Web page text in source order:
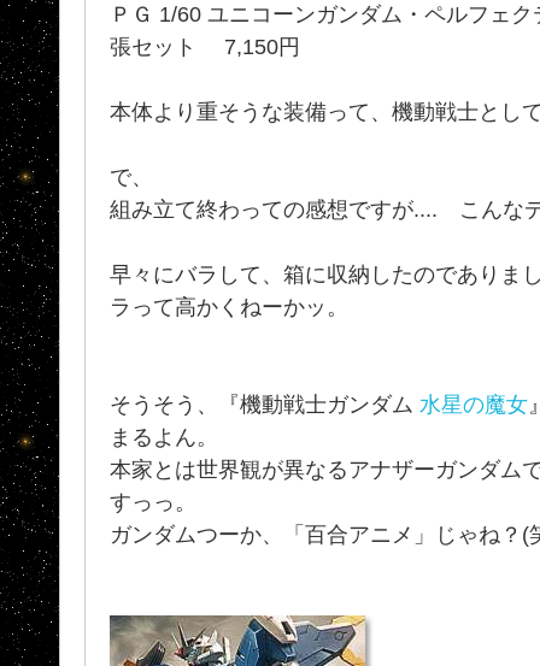
ＰＧ 1/60 ユニコーンガンダム・ペルフェ
張セット 7,150円
本体より重そうな装備って、機動戦士とし
で、
組み立て終わっての感想ですが.... こんな
早々にバラして、箱に収納したのであり
ラって高かくねーかッ。
そうそう、『機動戦士ガンダム 水星の魔女
まるよん。
本家とは世界観が異なるアナザーガンダム
すっっ。
ガンダムつーか、「百合アニメ」じゃね？(